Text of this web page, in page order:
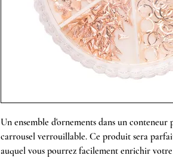
Un ensemble d'ornements dans un
carrousel verrouillable. Ce produit sera
auquel vous pourrez facilement enrichir